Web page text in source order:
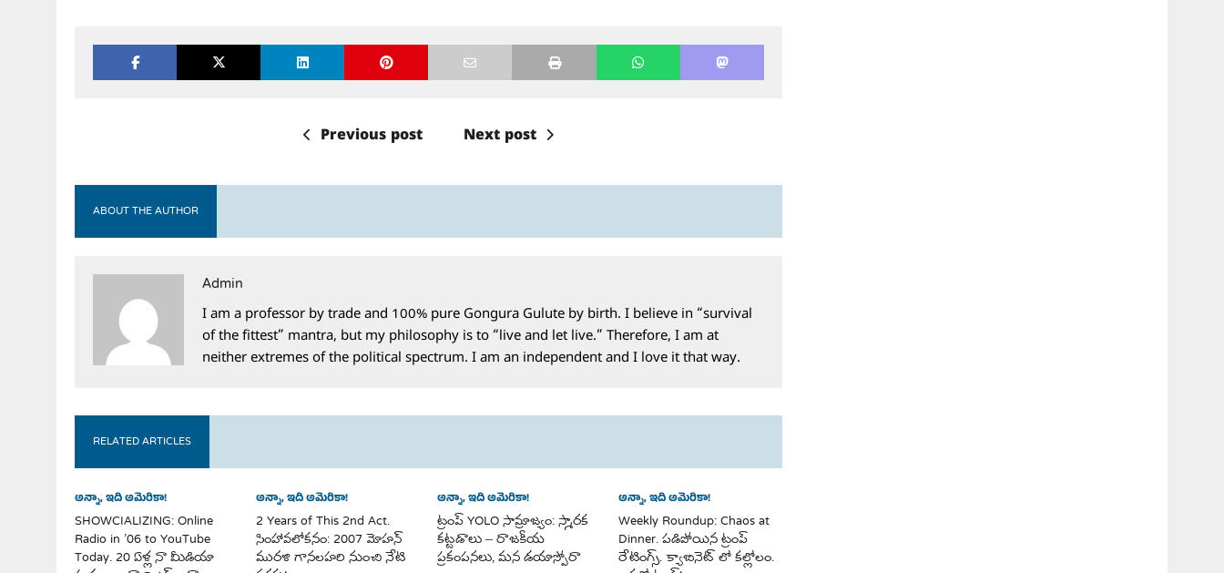
Previous post Next post
ABOUT THE AUTHOR
Admin
I am a professor by trade and 100% pure Gongura Gulute by birth. I believe in “survival
of the fittest” mantra, but my philosophy is to “live and let live.” Therefore, I am at
neither extremes of the political spectrum. I am an independent and I love it that way.
RELATED ARTICLES
అన్నా, ఇది అమెరికా!
SHOWCIALIZING: Online
Radio in ’06 to YouTube
Today. 20 ఏళ్ల నా మీడియా
అన్నా, ఇది అమెరికా!
2 Years of This 2nd Act.
సింహావలోకనం: 2007 మోహన్
మురళి గానలహరి నుంచి నేటి
అన్నా, ఇది అమెరికా!
ట్రంప్ YOLO సామ్రాజ్యం: స్మారక
కట్టడాలు – రాజకీయ
ప్రకంపనలు, మన డయాస్పోరా
అన్నా, ఇది అమెరికా!
Weekly Roundup: Chaos at
Dinner. పడిపోయిన ట్రంప్
రేటింగ్స్. క్యాబినెట్ లో కల్లోలం.